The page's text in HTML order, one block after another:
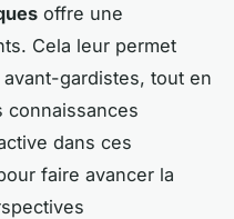
offre une
Cela leur permet
avant-gardistes, tout en
connaissances
dans ces
faire avancer la